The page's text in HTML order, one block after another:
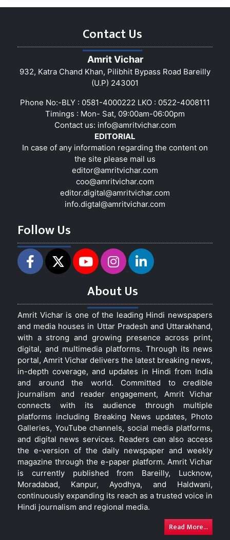
Contact Us
Amrit Vichar
932, Katra Chand Khan, Pilibhit Bypass Road Bareilly
(U.P) 243001
Phone No:-BLY : 0581-4000222 LKO : 0522-4008111
Timings : Mon- Sat, 09:00am-06:00pm
Contact us: info@amritvichar.com
EDITORIAL
In case of any information regarding the content on
the site please mail us
editor@amritvichar.com
coo@amritvichar.com
editor.digital@amritvichar.com
info.digtal@amritvichar.com
Follow Us
About Us
Amrit Vichar is one of the leading Hindi newspapers
and media houses in Uttar Pradesh and Uttarakhand,
with a strong and growing presence across print,
digital, and multimedia platforms. Through its news
portal, Amrit Vichar delivers the latest breaking news,
in-depth coverage, and updates in Hindi from India
and around the world. Committed to credible
journalism and reader engagement, Amrit Vichar
connects with its audience through multiple
platforms including Breaking News updates, Photo
Galleries, YouTube channels, social media platforms,
and digital news services. Readers can also access
the e-version of the daily newspaper and weekly
magazine through the e-paper platform. Amrit Vichar
is currently published from Bareilly, Lucknow,
Moradabad, Kanpur, Ayodhya, and Haldwani,
continuously expanding its reach as a trusted voice in
Hindi journalism and regional media.
Read More...